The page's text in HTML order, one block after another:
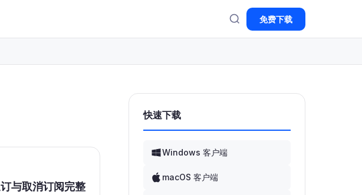
免费下载
与取消订阅完整
快速下载
Windows 客户端
macOS 客户端